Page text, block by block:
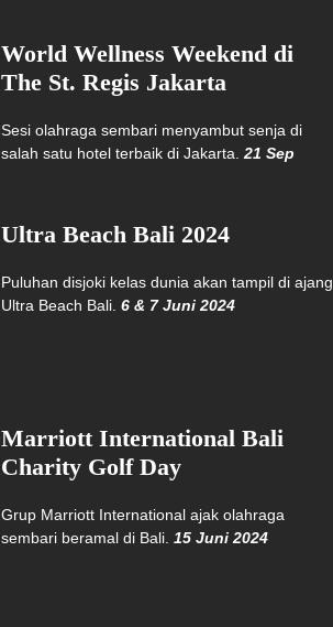
World Wellness Weekend di
The St. Regis Jakarta
Sesi olahraga sembari menyambut senja di
salah satu hotel terbaik di Jakarta. 21 Sep
Ultra Beach Bali 2024
Puluhan disjoki kelas dunia akan tampil di ajang
Ultra Beach Bali. 6 & 7 Juni 2024
Marriott International Bali
Charity Golf Day
Grup Marriott International ajak olahraga
sembari beramal di Bali. 15 Juni 2024